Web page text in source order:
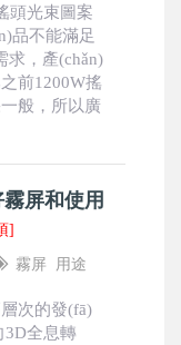
頭光束圖案
品不能滿足
求，產(chǎn)
之前1200W搖
，所以廣
屏和使用
]
霧屏 用途
次的發(fā)
3D全息轉